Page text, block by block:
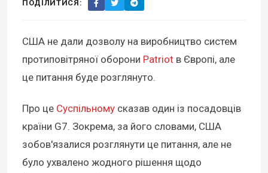
ПОДІЛИТИСЯ:
США не дали дозволу на виробництво систем
протиповітряної оборони Patriot в Європі, але
це питання буде розглянуто.
Про це Суспільному сказав один із посадовців
країни G7. Зокрема, за його словами, США
зобов'язалися розглянути це питання, але не
було ухвалено жодного рішення щодо